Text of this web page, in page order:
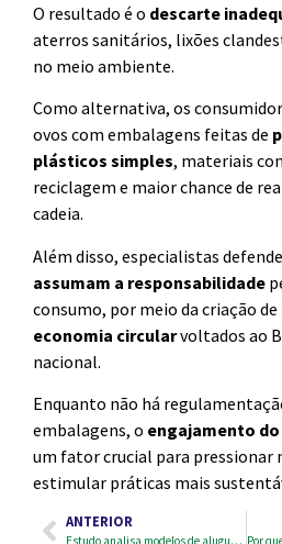
O resultado é o descarte
aterros sanitários, lixões
no meio ambiente.
Como alternativa, os
ovos com embalagens feitas de
plásticos simples, materiais
reciclagem e maior chance de
cadeia.
Além disso, especialistas
assumam a responsabilidade
consumo, por meio da criação de
economia circularvoltados ao
nacional.
Enquanto não há
embalagens, o engajamento
um fator crucial para pressionar
estimular práticas mais
ANTERIOR